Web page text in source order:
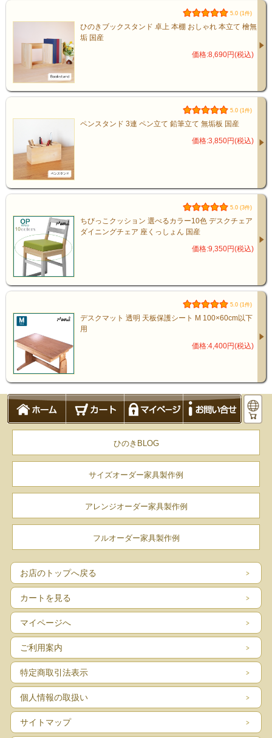
5.0 (1件)
ひのきブックスタンド 卓上 本棚 おしゃれ 本立て 檜無
垢 国産
価格:8,690円(税込)
5.0 (1件)
ペンスタンド 3連 ペン立て 鉛筆立て 無垢板 国産
価格:3,850円(税込)
5.0 (3件)
ちびっこクッション 選べるカラー10色 デスクチェア
ダイニングチェア 座くっしょん 国産
価格:9,350円(税込)
5.0 (1件)
デスクマット 透明 天板保護シート M 100×60cm以下
用
価格:4,400円(税込)
ひのきBLOG
サイズオーダー家具製作例
アレンジオーダー家具製作例
フルオーダー家具製作例
お店のトップへ戻る
カートを見る
マイページへ
ご利用案内
特定商取引法表示
個人情報の取扱い
サイトマップ